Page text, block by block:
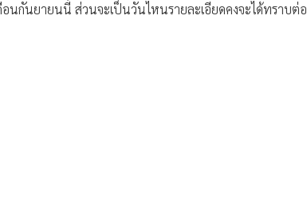
นกันยายนนี้ ส่วนจะเป็นวันไหนรายละเอียดคงจะได้ทราบต่อ